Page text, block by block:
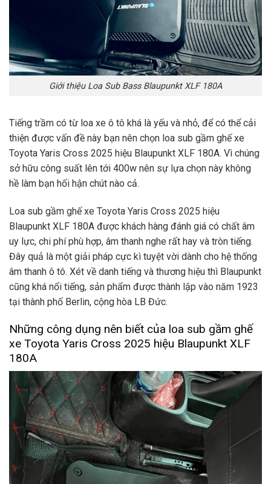
Giới thiệu Loa Sub Bass Blaupunkt XLF 180A
Tiếng trầm có từ loa xe ô tô khá là yếu và nhỏ, để có thể cải
thiện được vấn đề này bạn nên chọn loa sub gầm ghế xe
Toyota Yaris Cross 2025 hiệu Blaupunkt XLF 180A. Vì chúng
sở hữu công suất lên tới 400w nên sự lựa chọn này không
hề làm bạn hối hận chút nào cả.
Loa sub gầm ghế xe Toyota Yaris Cross 2025 hiệu
Blaupunkt XLF 180A được khách hàng đánh giá có chất âm
uy lực, chi phí phù hợp, âm thanh nghe rất hay và tròn tiếng.
Đây quả là một giải pháp cực kì tuyệt vời dành cho hệ thống
âm thanh ô tô. Xét về danh tiếng và thương hiệu thì Blaupunkt
cũng khá nổi tiếng, sản phẩm được thành lập vào năm 1923
tại thành phố Berlin, cộng hòa LB Đức.
Những công dụng nên biết của loa sub gầm ghế
xe Toyota Yaris Cross 2025 hiệu Blaupunkt XLF
180A